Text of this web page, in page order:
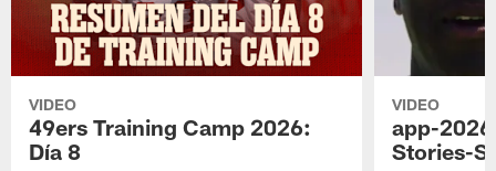
VIDEO
49ers Training Camp 2026:
Día 8
VIDEO
app-
Stories-